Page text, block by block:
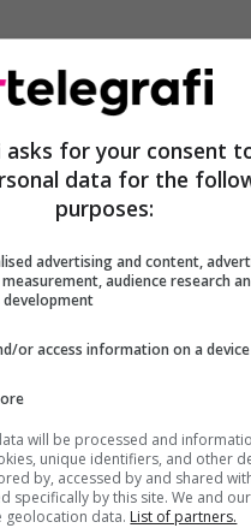
asks for your consent
data for the
purposes:
advertising and content,
audience research
development
or access information on a device
will be processed and
unique identifiers, and other
by, accessed by and shared
specifically by this site. We and
geolocation data. List of partners.